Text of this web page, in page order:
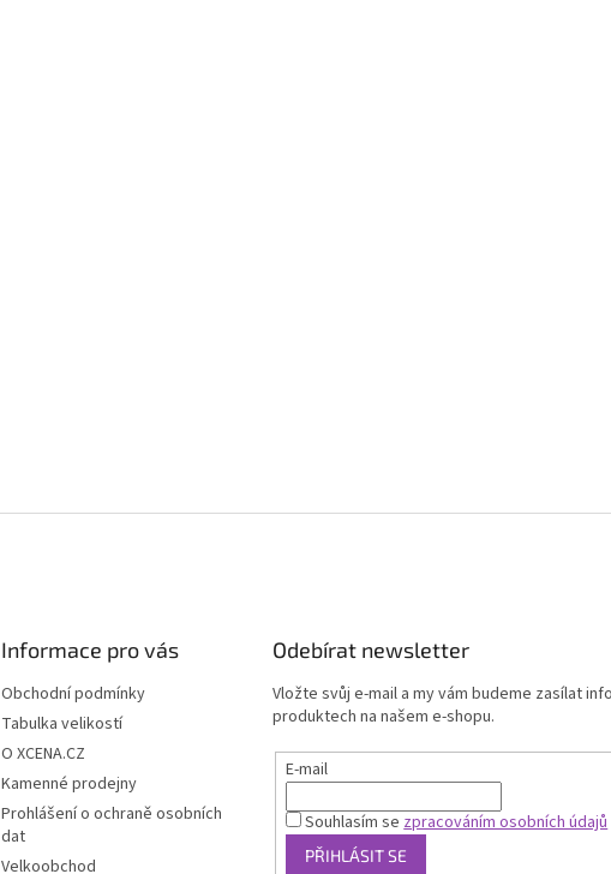
Informace pro vás
Obchodní podmínky
Tabulka velikostí
O XCENA.CZ
Kamenné prodejny
Prohlášení o ochraně osobních
dat
Velkoobchod
Odebírat newsletter
Vložte svůj e-mail a my vám budeme zasílat
produktech na našem e-shopu.
E-mail
Souhlasím se zpracováním osobních údajů
PŘIHLÁSIT SE